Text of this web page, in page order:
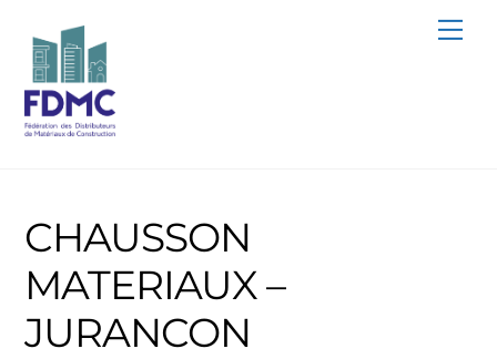
content
CHAUSSON
MATERIAUX –
JURANCON